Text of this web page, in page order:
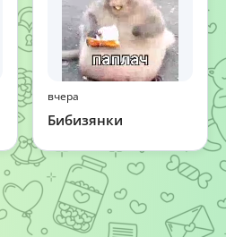
вчера
Бибизянки